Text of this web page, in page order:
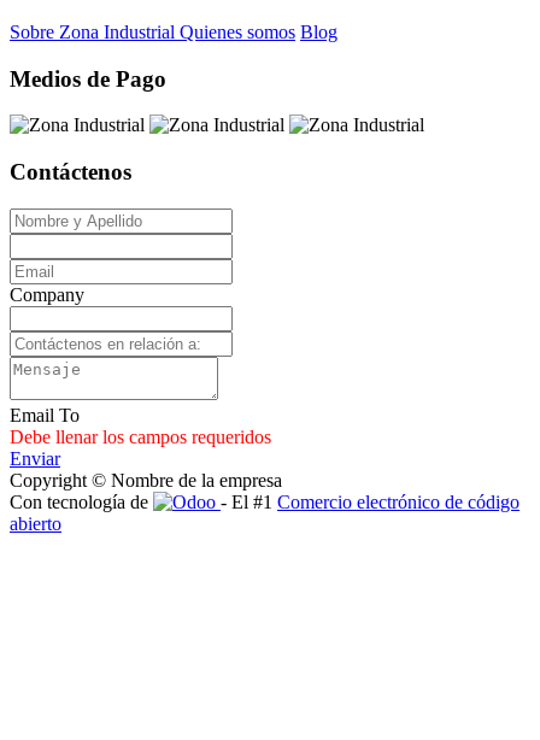
Sobre Zona Industrial Quienes somos Blog
Medios de Pago
Contáctenos
Company
Email To
Debe llenar los campos requeridos
Enviar
Copyright © Nombre de la empresa
Con tecnología de
- El #1 Comercio electrónico de código
abierto